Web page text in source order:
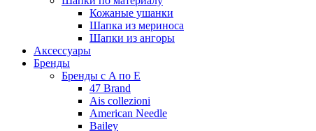
Кожаные ушанки
Шапка из мериноса
Шапки из ангоры
Аксессуары
Бренды
Бренды с A по E
47 Brand
Ais collezioni
American Needle
Bailey